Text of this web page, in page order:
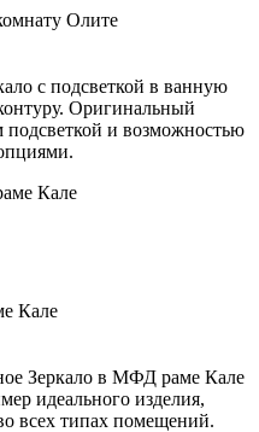
Олите
с подсветкой в ванную
Оригинальный
подсветкой и возможностью
Кале
Зеркало в МФД раме Кале
идеального изделия,
всех типах помещений.